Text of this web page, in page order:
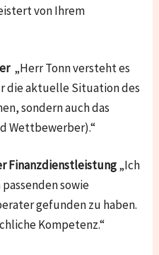
von Ihrem
„Herr Tonn versteht es
die aktuelle Situation des
sondern auch das
Wettbewerber).“
Finanzdienstleistung„Ich
sowie
gefunden zu haben.
Kompetenz.“